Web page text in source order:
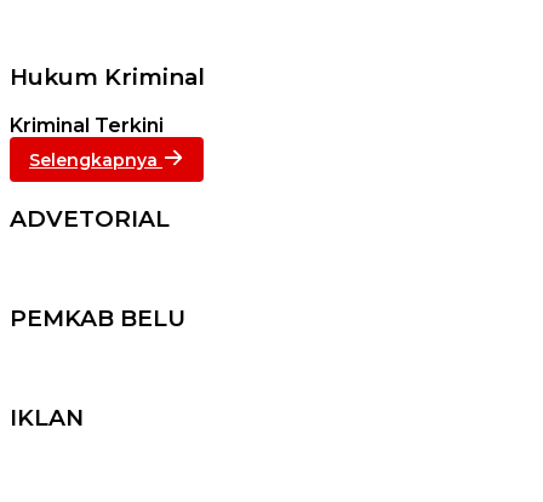
Hukum Kriminal
Kriminal Terkini
Selengkapnya
ADVETORIAL
PEMKAB BELU
IKLAN